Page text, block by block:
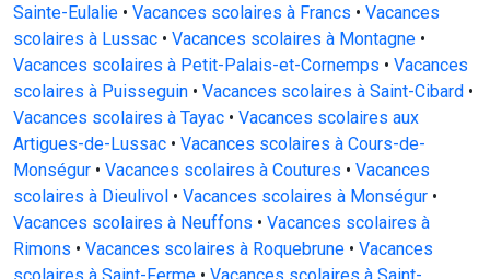
Sainte-Eulalie • Vacances scolaires à Francs • Vacances
scolaires à Lussac • Vacances scolaires à Montagne •
Vacances scolaires à Petit-Palais-et-Cornemps • Vacances
scolaires à Puisseguin • Vacances scolaires à Saint-Cibard •
Vacances scolaires à Tayac • Vacances scolaires aux
Artigues-de-Lussac • Vacances scolaires à Cours-de-
Monségur • Vacances scolaires à Coutures • Vacances
scolaires à Dieulivol • Vacances scolaires à Monségur •
Vacances scolaires à Neuffons • Vacances scolaires à
Rimons • Vacances scolaires à Roquebrune • Vacances